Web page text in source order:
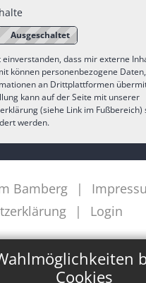
Cookies
einverstanden, dass mir externe
können personenbezogene
an Drittplattformen
kann auf der Seite mit unserer
(siehe Link im
werden.
Bamberg
Login